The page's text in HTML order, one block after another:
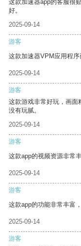
这款加速器app的客服很
好。
2025-09-14
游客
这款加速器VPM应用程序
2025-09-14
游客
这款游戏非常好玩，画面
没有玩腻。
2025-09-14
游客
这款app的视频资源非常
2025-09-14
游客
这款app的功能非常丰富
2025-09-14
游客